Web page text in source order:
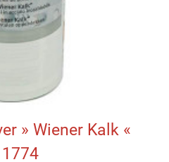
» Wiener Kalk «